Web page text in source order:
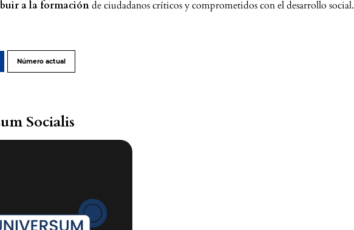
a la formaciónde ciudadanos críticos y comprometidos con el desarrollo social.
Número actual
Socialis